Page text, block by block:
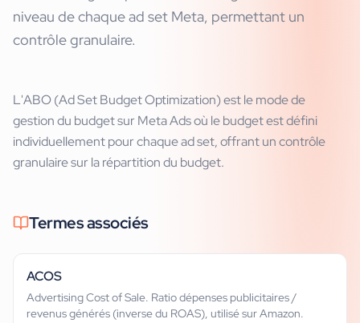
niveau de chaque ad set Meta, permettant un
contrôle granulaire.
L'ABO (Ad Set Budget Optimization) est le mode de
gestion du budget sur Meta Ads où le budget est défini
individuellement pour chaque ad set, offrant un contrôle
granulaire sur la répartition du budget.
Termes associés
ACOS
Advertising Cost of Sale. Ratio dépenses publicitaires /
revenus générés (inverse du ROAS), utilisé sur Amazon.